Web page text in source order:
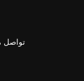
تواصل معنا